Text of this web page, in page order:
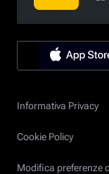
Informativa Privacy
Cookie Policy
Modifica preferenze